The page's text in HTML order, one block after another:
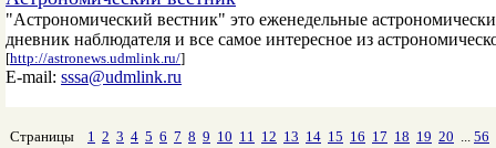
"Астрономический вестник" это еженедельные
дневник наблюдателя и все самое интересное из
[http://astronews.udmlink.ru/]
E-mail: sssa@udmlink.ru
Страницы 1 2 3 4 5 6 7 8 9 10 11 12 13 14 15 16 17 18 19 20 ... 56